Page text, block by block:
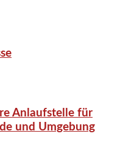
Anlaufstelle für
und Umgebung